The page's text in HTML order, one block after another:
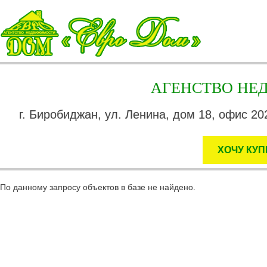
АГЕНСТВО
г. Биробиджан, ул. Ленина, дом 18, офис
ХОЧУ
По данному запросу объектов в базе не найдено.